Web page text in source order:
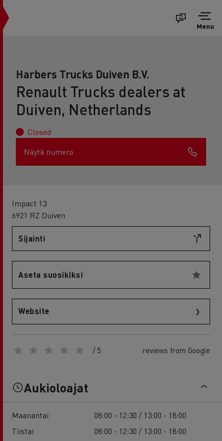
Menu
Harbers Trucks Duiven B.V.
Renault Trucks dealers at
Duiven, Netherlands
Closed
Näytä numero
Impact 13
6921 RZ Duiven
Sijainti
Aseta suosikiksi
Website
/ 5 reviews from Google
Aukioloajat
Maanantai
08:00 - 12:30 / 13:00 - 18:00
Tiistai
08:00 - 12:30 / 13:00 - 18:00